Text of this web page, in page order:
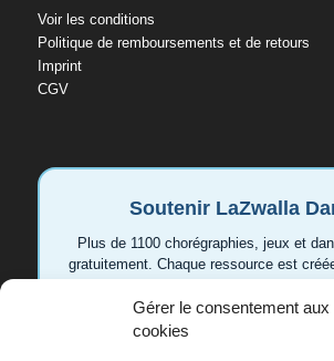
Gérer le consentement aux
cookies
Voir les conditions
Politique de remboursements et de retours
Imprint
CGV
Soutenir LaZwalla
Plus de 1100 chorégraphies, jeux et
gratuitement. Chaque ressource est
soutien permet de continuer à